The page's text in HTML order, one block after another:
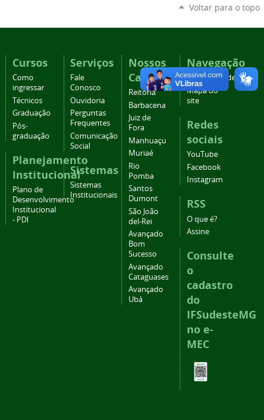
Voltar para o topo
Cursos
Como
ingressar
Técnicos
Graduação
Pós-
graduação
Planejamento
Institucional
Plano de
Desenvolvimento
Institucional
- PDI
Serviços
Fale
Conosco
Ouvidoria
Perguntas
Frequentes
Comunicação
Social
Sistemas
Sistemas
Institucionais
Nossos
Campi
Reitoria
Barbacena
Juiz de
Fora
Manhuaçu
Muriaé
Rio
Pomba
Santos
Dumont
São João
del-Rei
Avançado
Bom
Sucesso
Avançado
Cataguases
Avançado
Ubá
Navegação
Acessibilidade
Mapa do
site
Redes
sociais
YouTube
Facebook
Instagram
RSS
O que é?
Assine
Consulte
o
cadastro
do
IFSudesteMG
no e-
MEC